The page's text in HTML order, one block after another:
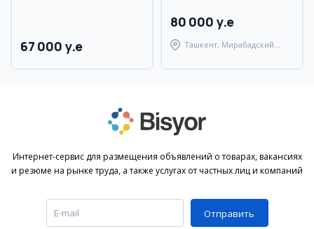
67 000 y.e
80 000 y.e
Ташкент, Мирабадский
Интернет-сервис для размещения объявлений о товарах, вакансиях
и резюме на рынке труда, а также услугах от частных лиц и компаний
Отправить